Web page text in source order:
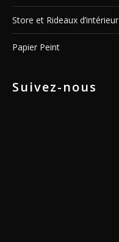
Store et Rideaux d’intérieur
Papier Peint
Suivez-nous